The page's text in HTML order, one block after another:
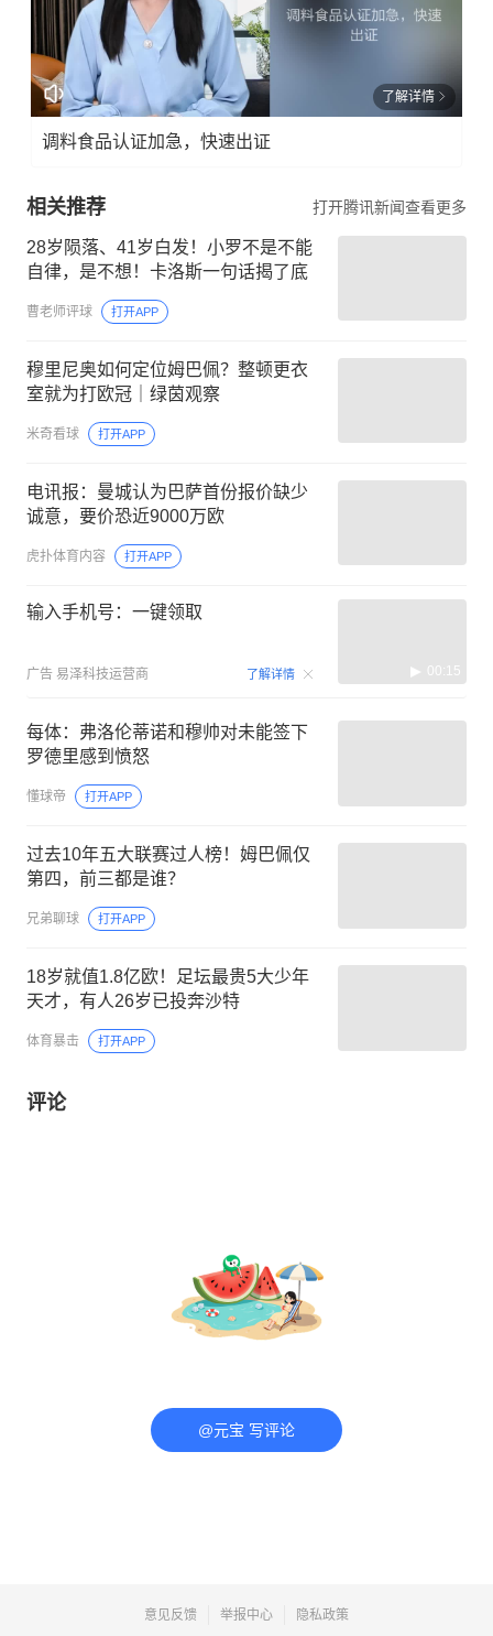
了解详情
调料食品认证加急，快速出证
相关推荐 打开腾讯新闻查看更多
28岁陨落、41岁白发！小罗不是不能
自律，是不想！卡洛斯一句话揭了底
曹老师评球 打开APP
穆里尼奥如何定位姆巴佩？整顿更衣
室就为打欧冠｜绿茵观察
米奇看球 打开APP
电讯报：曼城认为巴萨首份报价缺少
诚意，要价恐近9000万欧
虎扑体育内容 打开APP
输入手机号：一键领取
广告 易泽科技运营商 了解详情 00:15
每体：弗洛伦蒂诺和穆帅对未能签下
罗德里感到愤怒
懂球帝 打开APP
过去10年五大联赛过人榜！姆巴佩仅
第四，前三都是谁？
兄弟聊球 打开APP
18岁就值1.8亿欧！足坛最贵5大少年
天才，有人26岁已投奔沙特
体育暴击 打开APP
评论
@元宝 写评论
意见反馈 举报中心 隐私政策